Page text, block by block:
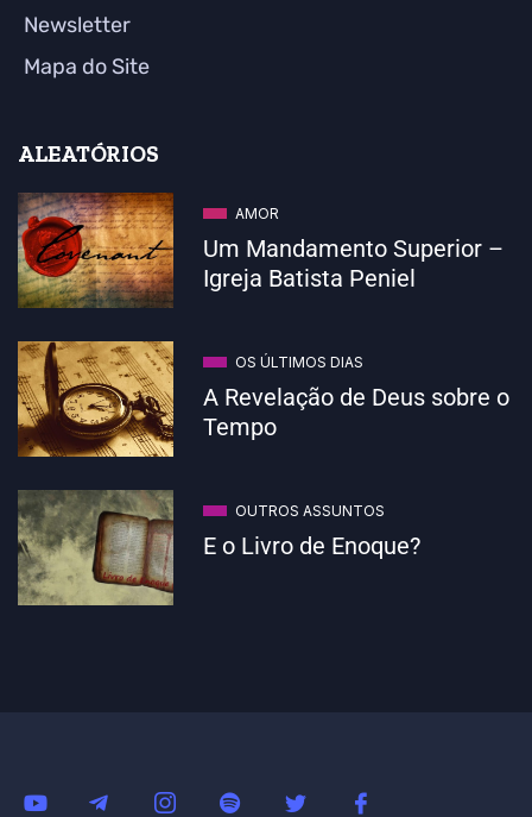
Newsletter
Mapa do Site
ALEATÓRIOS
AMOR
Um Mandamento Superior –
Igreja Batista Peniel
OS ÚLTIMOS DIAS
A Revelação de Deus sobre o
Tempo
OUTROS ASSUNTOS
E o Livro de Enoque?